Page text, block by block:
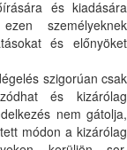
és kiadására
személyeknek
és előnyöket
szigorúan csak
és kizárólag
nem gátolja,
módon a kizárólag